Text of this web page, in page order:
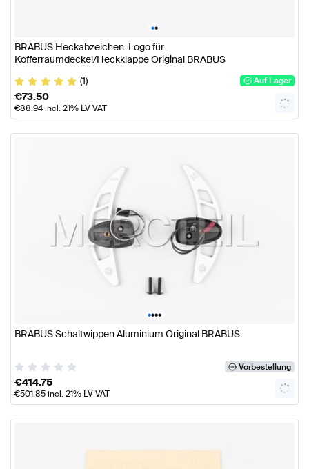
••
BRABUS Heckabzeichen-Logo für
Kofferraumdeckel/Heckklappe Original BRABUS
(1)
Auf Lager
€73.50
€88.94incl. 21% LV VAT
••••
BRABUS Schaltwippen Aluminium Original BRABUS
Vorbestellung
€414.75
€501.85incl. 21% LV VAT